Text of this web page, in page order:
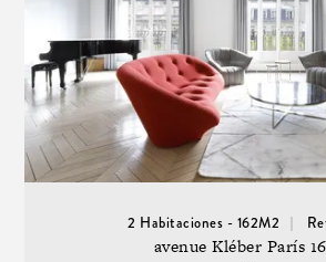
2 Habitaciones - 162M2
avenue Kléber París